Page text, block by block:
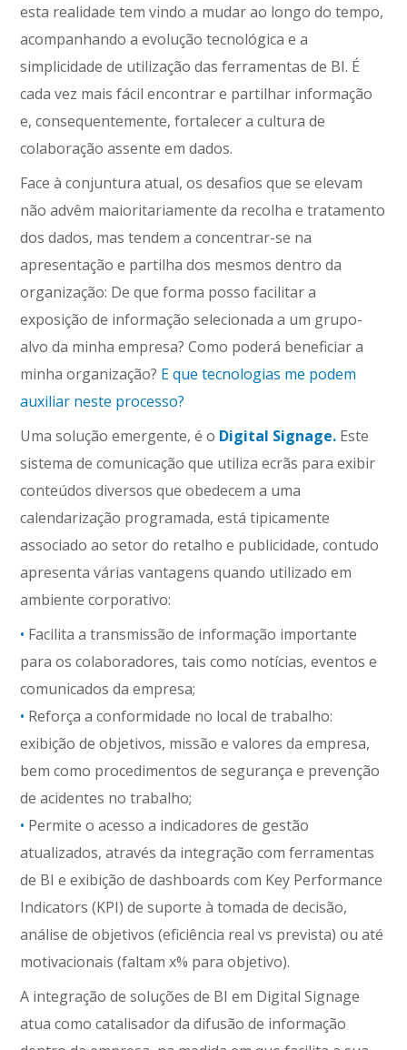
esta realidade tem vindo a mudar ao longo do tempo,
acompanhando a evolução tecnológica e a
simplicidade de utilização das ferramentas de BI. É
cada vez mais fácil encontrar e partilhar informação
e, consequentemente, fortalecer a cultura de
colaboração assente em dados.
Face à conjuntura atual, os desafios que se elevam
não advêm maioritariamente da recolha e tratamento
dos dados, mas tendem a concentrar-se na
apresentação e partilha dos mesmos dentro da
organização: De que forma posso facilitar a
exposição de informação selecionada a um grupo-
alvo da minha empresa? Como poderá beneficiar a
minha organização? E que tecnologias me podem
auxiliar neste processo?
Uma solução emergente, é o Digital Signage. Este
sistema de comunicação que utiliza ecrãs para exibir
conteúdos diversos que obedecem a uma
calendarização programada, está tipicamente
associado ao setor do retalho e publicidade, contudo
apresenta várias vantagens quando utilizado em
ambiente corporativo:
• Facilita a transmissão de informação importante
para os colaboradores, tais como notícias, eventos e
comunicados da empresa;
• Reforça a conformidade no local de trabalho:
exibição de objetivos, missão e valores da empresa,
bem como procedimentos de segurança e prevenção
de acidentes no trabalho;
• Permite o acesso a indicadores de gestão
atualizados, através da integração com ferramentas
de BI e exibição de dashboards com Key Performance
Indicators (KPI) de suporte à tomada de decisão,
análise de objetivos (eficiência real vs prevista) ou até
motivacionais (faltam x% para objetivo).
A integração de soluções de BI em Digital Signage
atua como catalisador da difusão de informação